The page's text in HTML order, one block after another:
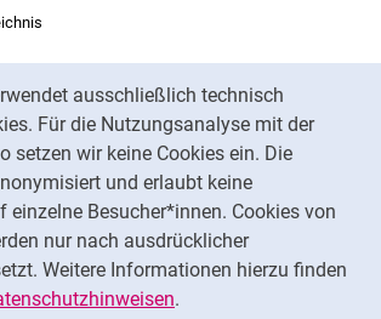
ausschließlich technisch
Für die Nutzungsanalyse mit der
setzen wir keine Cookies ein. Die
und erlaubt keine
einzelne Besucher*innen. Cookies von
nur nach ausdrücklicher
Weitere Informationen hierzu finden
.
Einsatz